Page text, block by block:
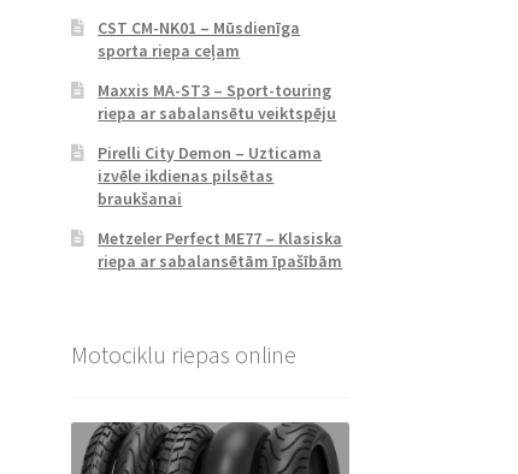
CST CM-NK01 – Mūsdienīga
sporta riepa ceļam
Maxxis MA-ST3 – Sport-touring
riepa ar sabalansētu veiktspēju
Pirelli City Demon – Uzticama
izvēle ikdienas pilsētas
braukšanai
Metzeler Perfect ME77 – Klasiska
riepa ar sabalansētām īpašībām
Motociklu riepas online